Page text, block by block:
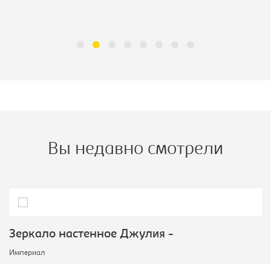
Вы недавно смотрели
Зеркало настенное Джулия -
Империал